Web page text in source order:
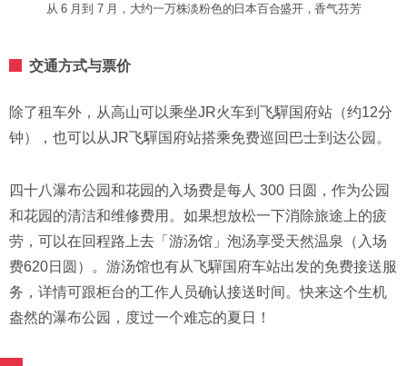
从 6 月到 7 月，大约一万株淡粉色的日本百合盛开，香气芬芳
交通方式与票价
除了租车外，从高山可以乘坐JR火车到飞驒国府站（约12分
钟），也可以从JR飞驒国府站搭乘免费巡回巴士到达公园。
四十八瀑布公园和花园的入场费是每人 300 日圆，作为公园
和花园的清洁和维修费用。如果想放松一下消除旅途上的疲
劳，可以在回程路上去「游汤馆」泡汤享受天然温泉（入场
费620日圆）。游汤馆也有从飞驒国府车站出发的免费接送服
务，详情可跟柜台的工作人员确认接送时间。快来这个生机
盎然的瀑布公园，度过一个难忘的夏日！